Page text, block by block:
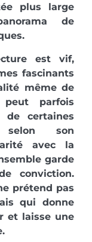
plus large
de
est vif,
fascinants
même de
parfois
de certaines
selon son
avec la
garde
conviction.
prétend pas
qui donne
et laisse une